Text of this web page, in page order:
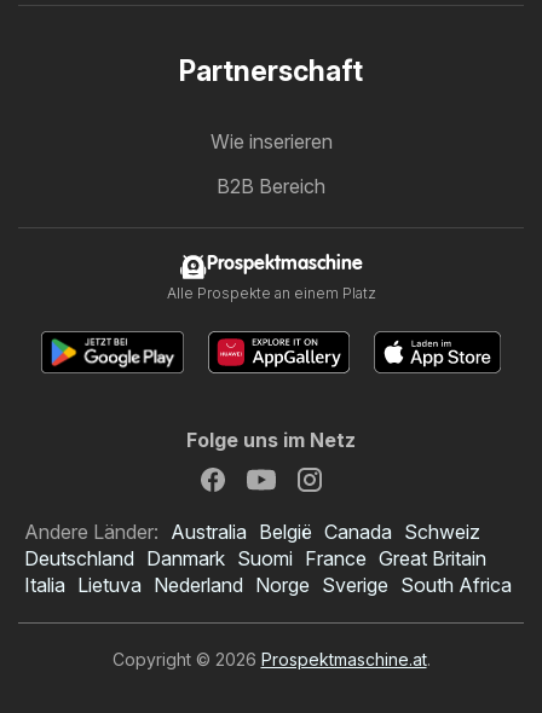
Partnerschaft
Wie inserieren
B2B Bereich
Prospektmaschine
Alle Prospekte an einem Platz
Folge uns im Netz
Andere Länder: Australia België Canada Schweiz
Deutschland Danmark Suomi France Great Britain
Italia Lietuva Nederland Norge Sverige South Africa
Copyright © 2026 Prospektmaschine.at.